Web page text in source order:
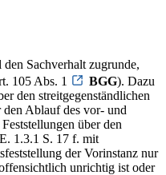
Sachverhalt zugrunde,
105 Abs. 1
BGG). Dazu
den streitgegenständlichen
den Ablauf des vor- und
über den
E. 1.3.1 S. 17 f. mit
der Vorinstanz nur
unrichtig ist oder